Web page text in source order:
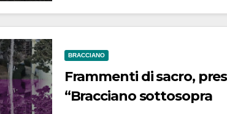
BRACCIANO
Frammenti di sacro,
“Bracciano sottosopra